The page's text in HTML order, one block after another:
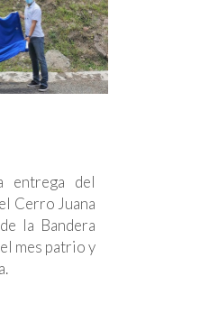
entrega del
Cerro Juana
la Bandera
mes patrio y